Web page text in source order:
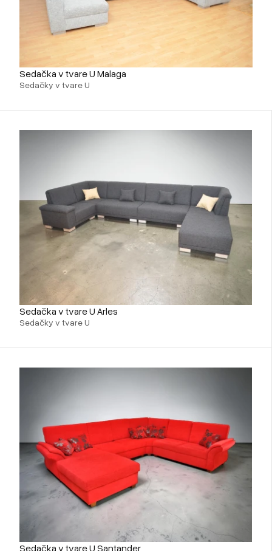
Sedačka v tvare U Malaga
Sedačky v tvare U
Sedačka v tvare U Arles
Sedačky v tvare U
Sedačka v tvare U Santander